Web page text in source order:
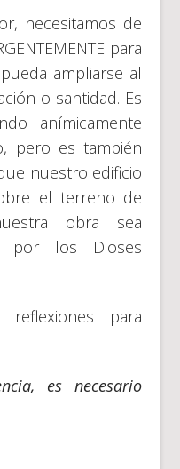
necesitamos de
para
ampliarse al
o santidad. Es
anímicamente
pero es también
nuestro edificio
el terreno de
obra sea
por los Dioses
para
es necesario